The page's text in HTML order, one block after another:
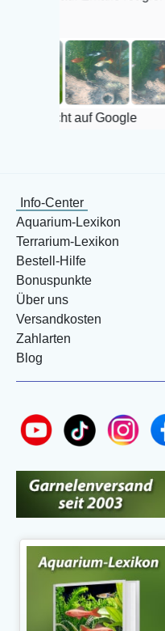
auf Google
Info-Center
Aquarium-Lexikon
Terrarium-Lexikon
Bestell-Hilfe
Bonuspunkte
Über uns
Versandkosten
Zahlarten
Blog